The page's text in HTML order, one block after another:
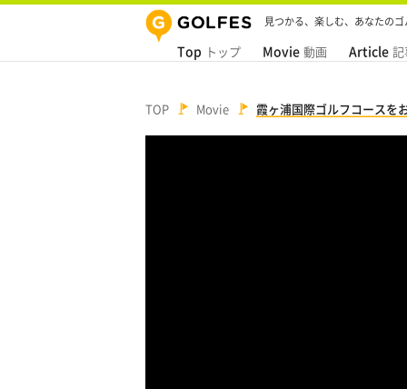
見つかる、楽しむ、あなたの
Top トップ Movie 動画 Article
TOP Movie 霞ヶ浦国際ゴルフコースを